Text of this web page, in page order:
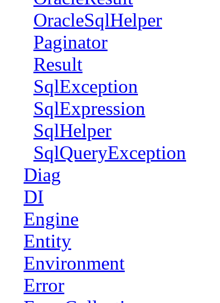
OracleSqlHelper
Paginator
Result
SqlException
SqlExpression
SqlHelper
SqlQueryException
Diag
DI
Engine
Entity
Environment
Error